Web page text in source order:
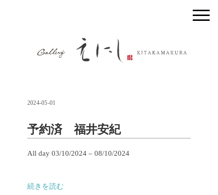
2024-05-01
予約済 福井安紀
All day 03/10/2024 – 08/10/2024
続きを読む